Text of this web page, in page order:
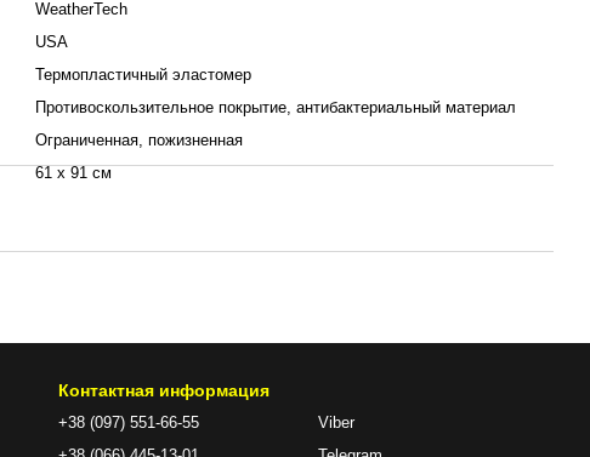
WeatherTech
USA
Термопластичный эластомер
Противоскользительное покрытие, антибактериальный материал
Ограниченная, пожизненная
61 x 91 см
Контактная информация
+38 (097) 551-66-55
Viber